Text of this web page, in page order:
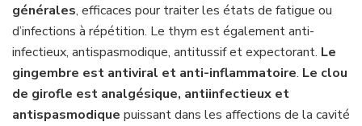
générales, efficaces pour traiter les états de fatigue ou
d’infections à répétition. Le thym est également anti-
infectieux, antispasmodique, antitussif et expectorant. Le
gingembre est antiviral et anti-inflammatoire. Le clou
de girofle est analgésique, antiinfectieux et
antispasmodique puissant dans les affections de la cavité